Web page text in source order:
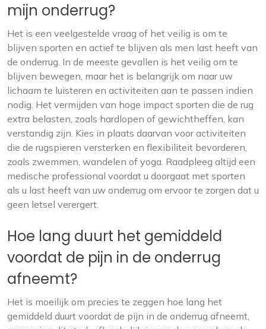
mijn onderrug?
Het is een veelgestelde vraag of het veilig is om te
blijven sporten en actief te blijven als men last heeft van
de onderrug. In de meeste gevallen is het veilig om te
blijven bewegen, maar het is belangrijk om naar uw
lichaam te luisteren en activiteiten aan te passen indien
nodig. Het vermijden van hoge impact sporten die de rug
extra belasten, zoals hardlopen of gewichtheffen, kan
verstandig zijn. Kies in plaats daarvan voor activiteiten
die de rugspieren versterken en flexibiliteit bevorderen,
zoals zwemmen, wandelen of yoga. Raadpleeg altijd een
medische professional voordat u doorgaat met sporten
als u last heeft van uw onderrug om ervoor te zorgen dat u
geen letsel verergert.
Hoe lang duurt het gemiddeld
voordat de pijn in de onderrug
afneemt?
Het is moeilijk om precies te zeggen hoe lang het
gemiddeld duurt voordat de pijn in de onderrug afneemt,